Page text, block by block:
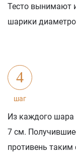
Тесто вынимают
шарики
4
шаг
Из каждого
7 см.
противень